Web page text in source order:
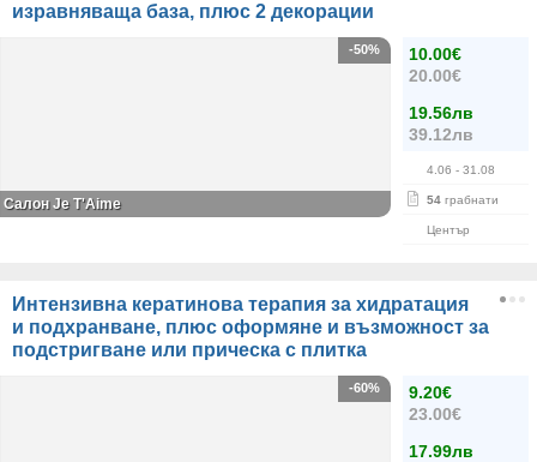
изравняваща база, плюс 2 декорации
10.00€
20.00€
19.56лв
39.12лв
4.06 - 31.08
54 грабнати
Център
-50%
Салон Je T'Aime
Интензивна кератинова терапия за хидратация
и подхранване, плюс оформяне и възможност за
подстригване или прическа с плитка
9.20€
23.00€
17.99лв
-60%